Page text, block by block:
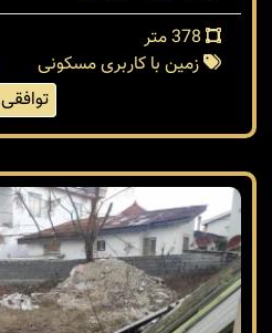
زمین با کاربری مسکونی
توافقی